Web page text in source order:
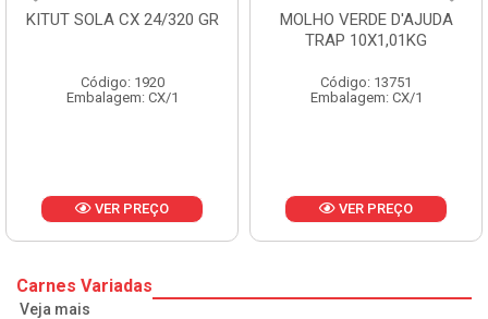
KITUT SOLA CX 24/320 GR
Código: 1920
Embalagem: CX/1
VER PREÇO
MOLHO VERDE D'AJUDA
TRAP 10X1,01KG
Código: 13751
Embalagem: CX/1
VER PREÇO
Carnes Variadas
Veja mais